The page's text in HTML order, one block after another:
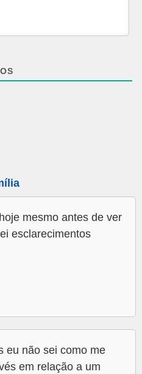
mesmo antes de ver
esclarecimentos
eu não sei como me
em relação a um